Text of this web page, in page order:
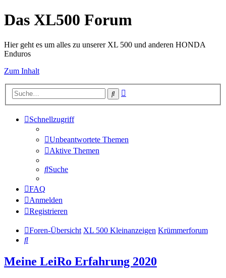
Das XL500 Forum
Hier geht es um alles zu unserer XL 500 und anderen HONDA
Enduros
Zum Inhalt
Suche
Schnellzugriff
Unbeantwortete Themen
Aktive Themen
Suche
FAQ
Anmelden
Registrieren
Foren-Übersicht XL 500 Kleinanzeigen Krümmerforum
Suche
Meine LeiRo Erfahrung 2020